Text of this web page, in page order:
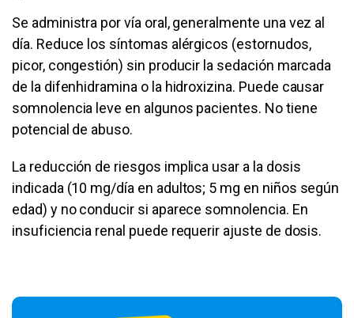
Se administra por vía oral, generalmente una vez al
día. Reduce los síntomas alérgicos (estornudos,
picor, congestión) sin producir la sedación marcada
de la difenhidramina o la hidroxizina. Puede causar
somnolencia leve en algunos pacientes. No tiene
potencial de abuso.
La reducción de riesgos implica usar a la dosis
indicada (10 mg/día en adultos; 5 mg en niños según
edad) y no conducir si aparece somnolencia. En
insuficiencia renal puede requerir ajuste de dosis.